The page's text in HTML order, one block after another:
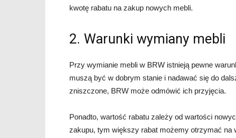
kwotę rabatu na zakup nowych mebli.
2. Warunki wymiany mebli
Przy wymianie mebli w BRW istnieją pewne
muszą być w dobrym stanie i nadawać się do
zniszczone, BRW może odmówić ich przyjęcia.
Ponadto, wartość rabatu zależy od wartości
zakupu, tym większy rabat możemy otrzymać na